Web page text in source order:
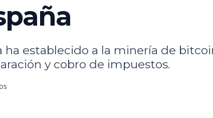
ha establecido a la minería de
y cobro de impuestos.